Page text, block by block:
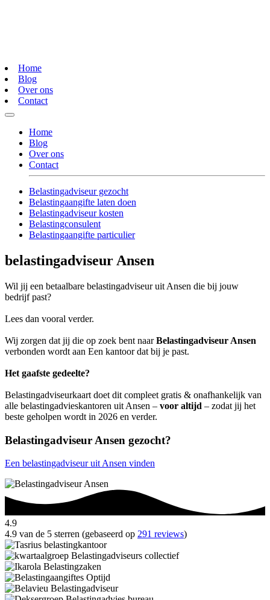
Home
Blog
Over ons
Contact
Home
Blog
Over ons
Contact
Belastingadviseur gezocht
Belastingaangifte laten doen
Belastingadviseur kosten
Belastingconsulent
Belastingaangifte particulier
belastingadviseur Ansen
Wil jij een betaalbare belastingadviseur uit Ansen die bij jouw
bedrijf past?
Lees dan vooral verder.
Wij zorgen dat jij die op zoek bent naarBelastingadviseur Ansen
verbonden wordt aan Een kantoor dat bij je past.
Het gaafste gedeelte?
Belastingadviseurkaart doet dit compleet gratis & onafhankelijk van
alle belastingadvieskantoren uit Ansen – voor altijd – zodat jij het
beste geholpen wordt in 2026 en verder.
Belastingadviseur Ansen gezocht?
Een belastingadviseur uit Ansen vinden
4.9
4.9 van de 5 sterren (gebaseerd op 291 reviews)